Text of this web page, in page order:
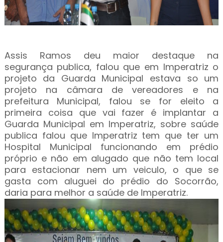
Assis Ramos deu maior destaque na
segurança publica, falou que em Imperatriz o
projeto da Guarda Municipal estava so um
projeto na câmara de vereadores e na
prefeitura Municipal, falou se for eleito a
primeira coisa que vai fazer é implantar a
Guarda Municipal em Imperatriz, sobre saúde
publica falou que Imperatriz tem que ter um
Hospital Municipal funcionando em prédio
próprio e não em alugado que não tem local
para estacionar nem um veiculo, o que se
gasta com aluguei do prédio do Socorrão,
daria para melhor a saúde de Imperatriz.